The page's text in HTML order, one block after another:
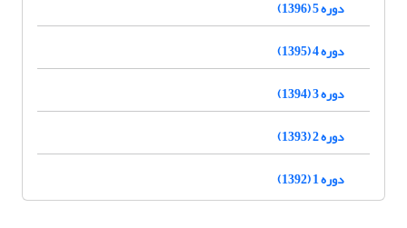
دوره 5 (1396)
دوره 4 (1395)
دوره 3 (1394)
دوره 2 (1393)
دوره 1 (1392)